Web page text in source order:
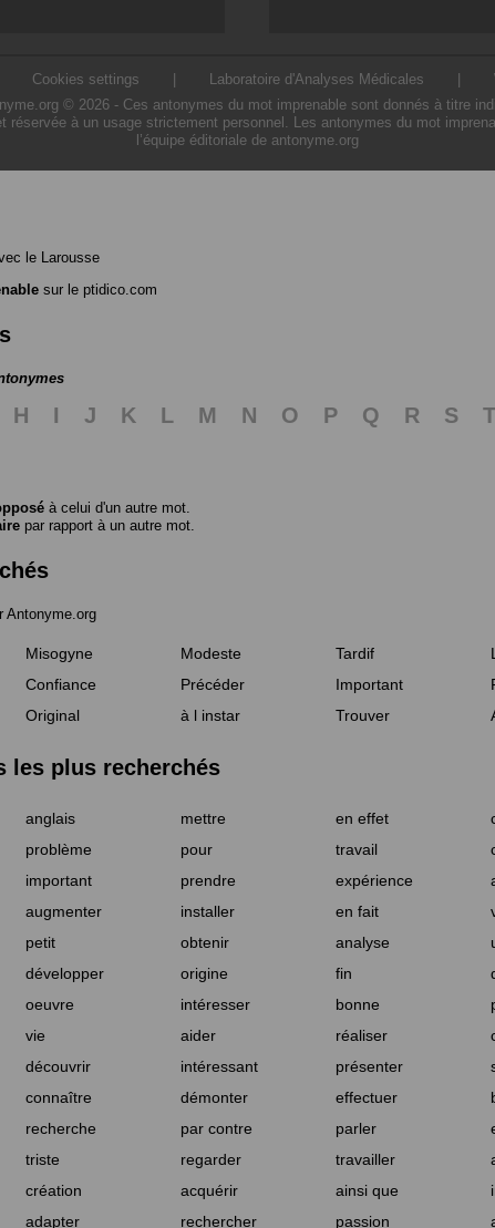
Cookies settings Laboratoire d'Analyses Médicales
© 2026 - Ces antonymes du mot imprenable sont donnés à titre
réservée à un usage strictement personnel. Les antonymes du mot
l’équipe éditoriale de antonyme.org
le Larousse
sur le ptidico.com
H I J K L M N O P Q R S T
à celui d'un autre mot.
par rapport à un autre mot.
Antonyme.org
Misogyne Modeste Tardif
Confiance Précéder Important
Original à l instar Trouver
les plus recherchés
anglais mettre en effet
problème pour travail
important prendre expérience
augmenter installer en fait
petit obtenir analyse
développer origine fin
oeuvre intéresser bonne
vie aider réaliser
découvrir intéressant présenter
connaître démonter effectuer
recherche par contre parler
triste regarder travailler
création acquérir ainsi que
adapter rechercher passion